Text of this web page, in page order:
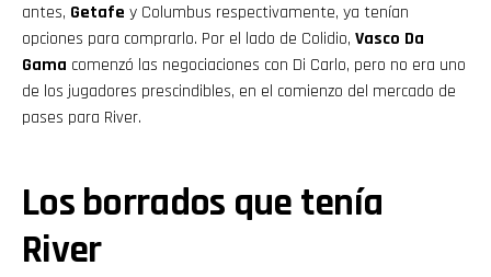
antes, Getafe y Columbus respectivamente, ya tenían
opciones para comprarlo. Por el lado de Colidio, Vasco Da
Gama comenzó las negociaciones con Di Carlo, pero no era uno
de los jugadores prescindibles, en el comienzo del mercado de
pases para River.
Los borrados que tenía
River